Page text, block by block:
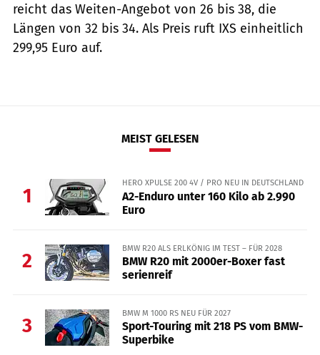
reicht das Weiten-Angebot von 26 bis 38, die
Längen von 32 bis 34. Als Preis ruft IXS einheitlich
299,95 Euro auf.
MEIST GELESEN
1
HERO XPULSE 200 4V / PRO NEU IN DEUTSCHLAND
A2-Enduro unter 160 Kilo ab 2.990
Euro
2
BMW R20 ALS ERLKÖNIG IM TEST – FÜR 2028
BMW R20 mit 2000er-Boxer fast
serienreif
3
BMW M 1000 RS NEU FÜR 2027
Sport-Touring mit 218 PS vom BMW-
Superbike